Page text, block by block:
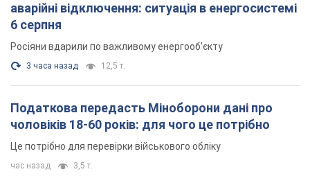
аварійні відключення: ситуація в енергосистемі
6 серпня
Росіяни вдарили по важливому енергооб'єкту
3 часа назад 12,5 т.
Податкова передасть Міноборони дані про
чоловіків 18-60 років: для чого це потрібно
Це потрібно для перевірки військового обліку
час назад 3,5 т.